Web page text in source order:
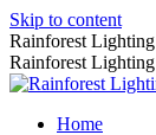
Skip to content
Rainforest Lighting
Rainforest Lighting
Home